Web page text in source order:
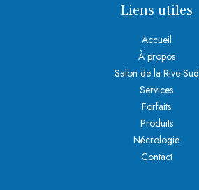
Liens utiles
Accueil
À propos
Salon de la Rive-Sud
Services
Forfaits
Produits
Nécrologie
Contact